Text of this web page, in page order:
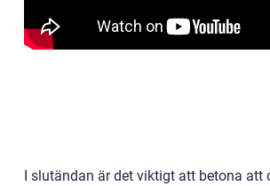
I slutändan är det viktigt att betona att